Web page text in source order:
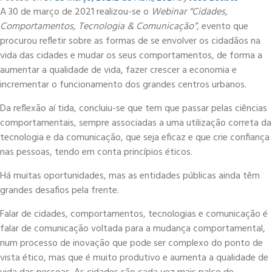
A 30 de março de 2021 realizou-se o Webinar “Cidades,
Comportamentos, Tecnologia & Comunicação”,evento que
procurou refletir sobre as formas de se envolver os cidadãos na
vida das cidades e mudar os seus comportamentos, de forma a
aumentar a qualidade de vida, fazer crescer a economia e
incrementar o funcionamento dos grandes centros urbanos.
Da reflexão aí tida, concluiu-se que tem que passar pelas ciências
comportamentais, sempre associadas a uma utilização correta da
tecnologia e da comunicação, que seja eficaz e que crie confiança
nas pessoas, tendo em conta princípios éticos.
Há muitas oportunidades, mas as entidades públicas ainda têm
grandes desafios pela frente.
Falar de cidades, comportamentos, tecnologias e comunicação é
falar de comunicação voltada para a mudança comportamental,
num processo de inovação que pode ser complexo do ponto de
vista ético, mas que é muito produtivo e aumenta a qualidade de